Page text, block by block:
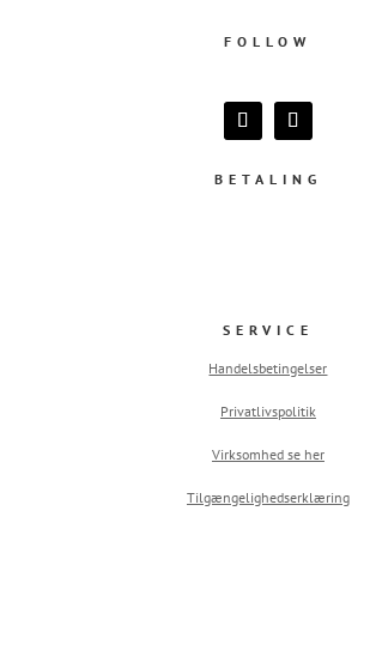
FOLLOW
BETALING
SERVICE
Handelsbetingelser
Privatlivspolitik
Virksomhed se her
Tilgængelighedserklæring